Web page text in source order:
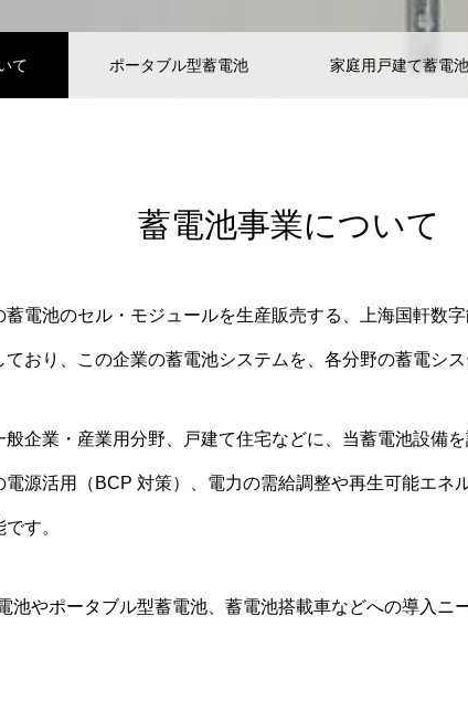
て ポータブル型蓄電池 家庭用戸建て蓄電池
蓄電池事業について
蓄電池のセル・モジュールを生産販売する、上海国軒数
おり、この企業の蓄電池システムを、各分野の蓄電シス
般企業・産業用分野、戸建て住宅などに、当蓄電池設備
源活用（BCP 対策）、電力の需給調整や再生可能エネ
す。
池やポータブル型蓄電池、蓄電池搭載車などへの導入ニ